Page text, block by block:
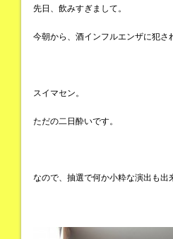
先日、飲みすぎまして。
今朝から、酒インフルエンザに犯さ
スイマセン。
ただの二日酔いです。
なので、抽選で何か小粋な演出も